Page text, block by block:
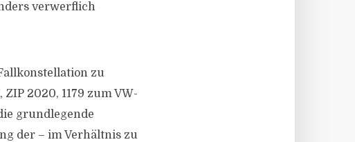
verwerflich
zu
2020, 1179 zum VW-
grundlegende
der – im Verhältnis zu